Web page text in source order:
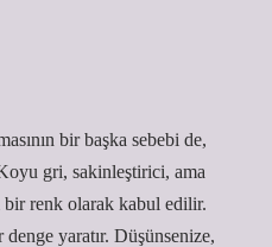
bir başka sebebi de,
gri, sakinleştirici, ama
bir renk olarak kabul edilir.
yaratır. Düşünsenize,